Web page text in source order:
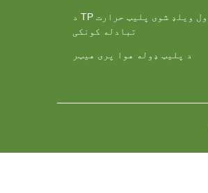
د TP په بشپړ ډول ویلډ شوی پلیټ حرارت
تبادله کونکی
د پلیټ ډوله هوا پری هیټر